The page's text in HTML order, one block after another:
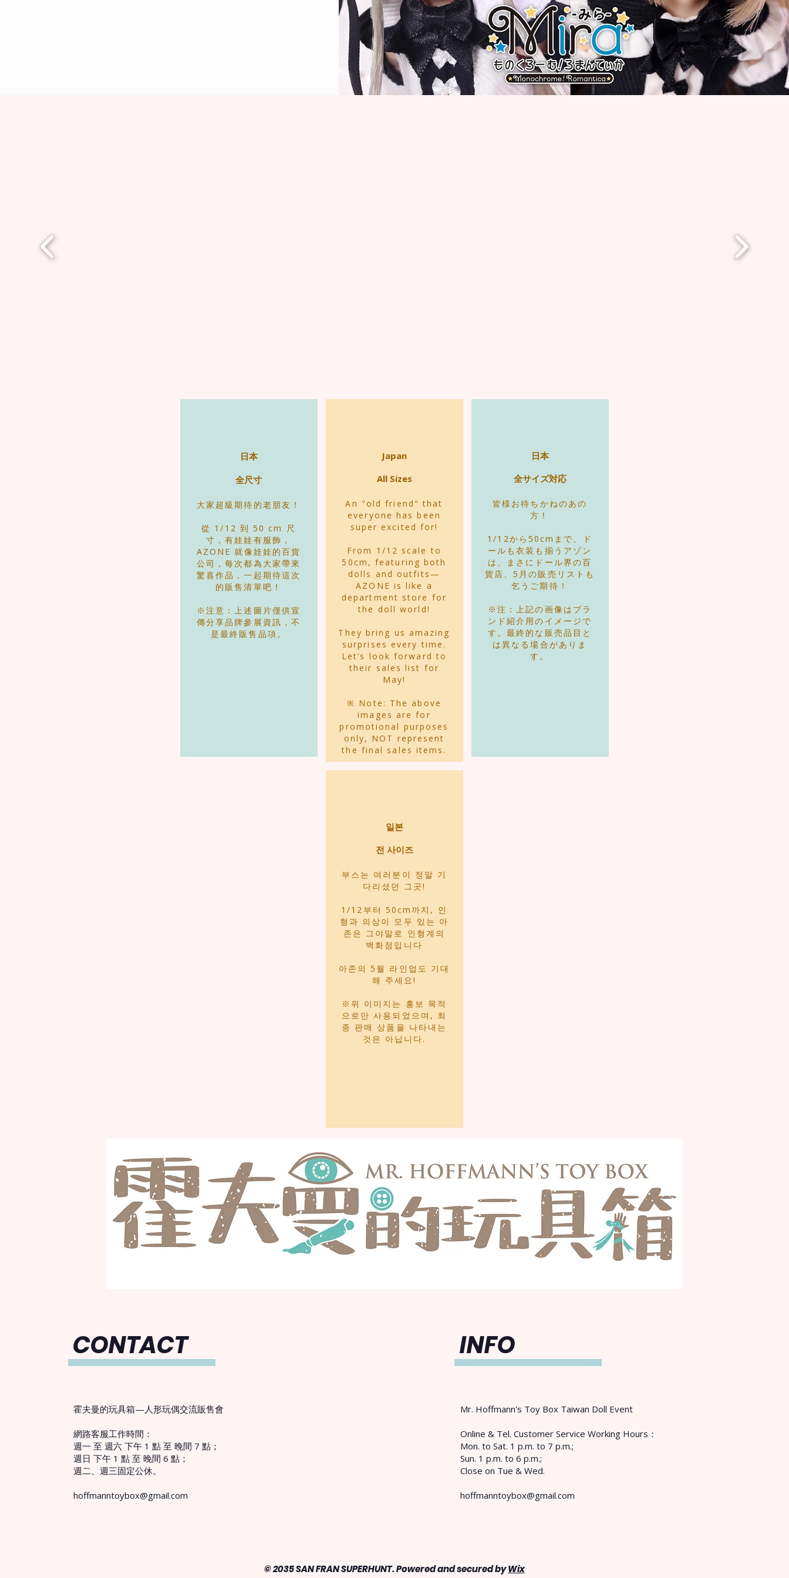
日本
全尺寸
大家超級期待的老朋友！
從 1/12 到 50 cm 尺
寸，有娃娃有服飾，
AZONE 就像娃娃的百貨
公司，每次都為大家帶來
驚喜作品，一起期待這次
的販售清單吧！
※注意：上述圖片僅供宣
傳分享品牌參展資訊，不
是最終販售品項。
Japan
All Sizes
An "old friend" that
everyone has been
super excited for!
From 1/12 scale to
50cm, featuring both
dolls and outfits—
AZONE is like a
department store for
the doll world!
They bring us amazing
surprises every time.
Let’s look forward to
their sales list for
May!
※ Note: The above
images are for
promotional purposes
only, NOT represent
the final sales items.
日本
全サイズ対応
皆様お待ちかねのあの
方！
​1/12から50cmまで、ド
ールも衣装も揃うアゾン
は、まさにドール界の百
貨店、5月の販売リストも
乞うご期待！
※注：上記の画像はブラ
ンド紹介用のイメージで
す。最終的な販売品目と
は異なる場合がありま
す。
일본
전 사이즈
부스는 여러분이 정말 기
다리셨던 그곳!
​1/12부터 50cm까지, 인
형과 의상이 모두 있는 아
존은 그야말로 인형계의
백화점입니다
아존의 5월 라인업도 기대
해 주세요!
※ 위 이미지는 홍보 목적
으로만 사용되었으며, 최
종 판매 상품을 나타내는
것은 아닙니다.
CONTACT
霍夫曼的玩具箱—人形玩偶交流販售會
網路客服工作時間：
週一 至 週六 下午 1 點 至 晚間 7 點；
週日 下午 1 點 至 晚間 6 點；
週二、週三固定公休。
hoffmanntoybox@gmail.com
INFO
Mr. Hoffmann's Toy Box Taiwan Doll Event
​Online & Tel. Customer Service Working Hours：
Mon. to Sat. 1 p.m. to 7 p.m.;
Sun. 1 p.m. to 6 p.m.;
Close on Tue & Wed.
hoffmanntoybox@gmail.com
© 2035 SAN FRAN SUPERHUNT. Powered and secured byWix